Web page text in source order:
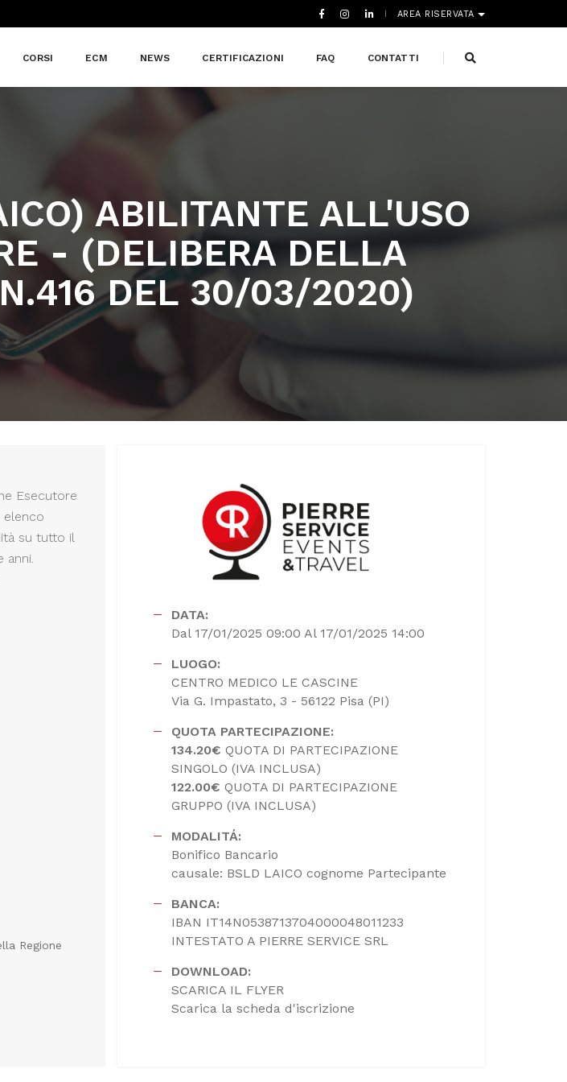
AREA RISERVATA
CORSI ECM NEWS CERTIFICAZIONI FAQ CONTATTI
ABILITANTE ALL'USO
- (DELIBERA DELLA
N.416 DEL 30/03/2020)
Esecutore
elenco
su tutto il
Regione
DATA:
Dal 17/01/2025 09:00 Al 17/01/2025 14:00
LUOGO:
CENTRO MEDICO LE CASCINE
Via G. Impastato, 3 - 56122 Pisa (PI)
QUOTA PARTECIPAZIONE:
134.20€ QUOTA DI PARTECIPAZIONE
SINGOLO (IVA INCLUSA)
122.00€ QUOTA DI PARTECIPAZIONE
GRUPPO (IVA INCLUSA)
MODALITÁ:
Bonifico Bancario
causale: BSLD LAICO cognome Partecipante
BANCA:
IBAN IT14N0538713704000048011233
INTESTATO A PIERRE SERVICE SRL
DOWNLOAD:
SCARICA IL FLYER
Scarica la scheda d'iscrizione